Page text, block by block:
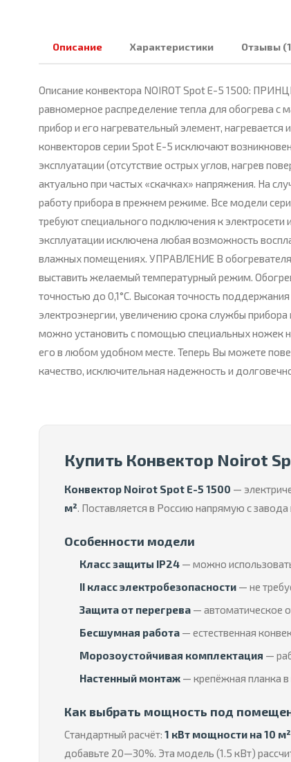
Описание Характеристики Отзывы
Описание конвектора NOIROT Spot E-5 1500:
равномерное распределение тепла для обогрева
прибор и его нагревательный элемент,
конвекторов серии Spot Е-5 исключают
эксплуатации (отсутствие острых углов, нагрев
актуально при частых «скачках» напряжения. На
работу прибора в прежнем режиме. Все модели
требуют специального подключения к
эксплуатации исключена любая возможность
влажных помещениях. УПРАВЛЕНИЕ В
выставить желаемый температурный режим.
точностью до 0,1°С. Высокая точность
электроэнергии, увеличению срока службы
можно установить с помощью специальных ножек
его в любом удобном месте. Теперь Вы можете
качество, исключительная надежность и
Купить Конвектор Noirot
Конвектор Noirot Spot E-5 1500 —
м². Поставляется в Россию напрямую с
Особенности модели
Класс защиты IP24 — можно
II класс электробезопасности — не
Защита от перегрева — автоматическое
Бесшумная работа — естественная
Морозоустойчивая комплектация —
Настенный монтаж — крепёжная планка
Как выбрать мощность под
Стандартный расчёт: 1 кВт мощности на 10 м²
добавьте 20—30%. Эта модель (1.5 кВт)